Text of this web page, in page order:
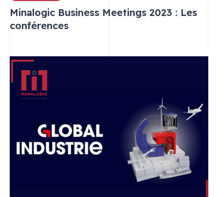
Minalogic Business Meetings 2023 : Les
conférences